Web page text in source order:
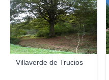
Villaverde de Trucios